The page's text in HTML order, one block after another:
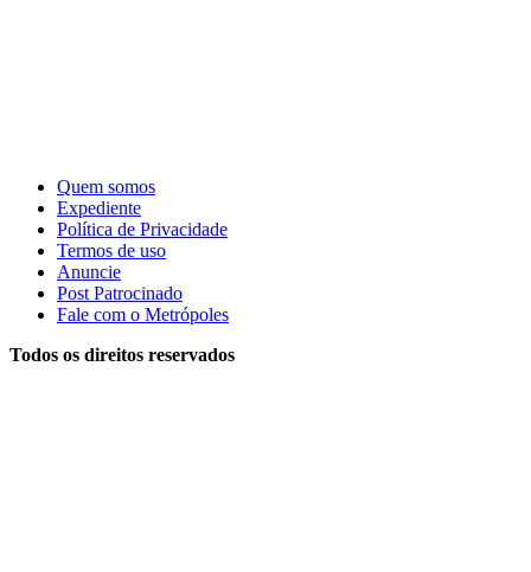
Quem somos
Expediente
Política de Privacidade
Termos de uso
Anuncie
Post Patrocinado
Fale com o Metrópoles
Todos os direitos reservados